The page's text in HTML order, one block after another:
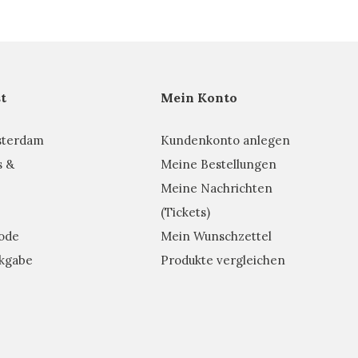
&
Mein Konto
Kundenkonto anlegen
Meine Bestellungen
Meine Nachrichten
(Tickets)
Mein Wunschzettel
Produkte vergleichen